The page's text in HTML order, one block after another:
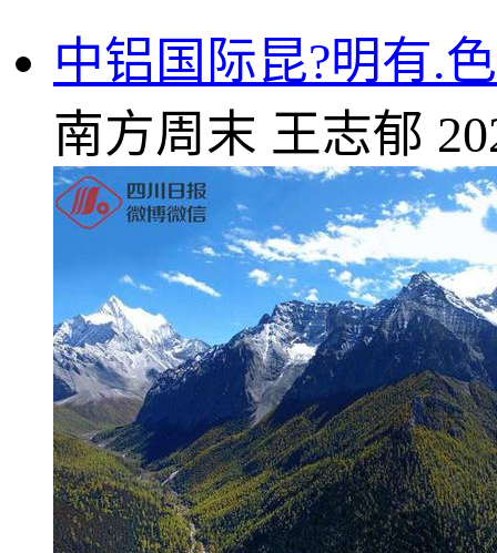
中铝国际昆?明有.
南方周末 王志郁